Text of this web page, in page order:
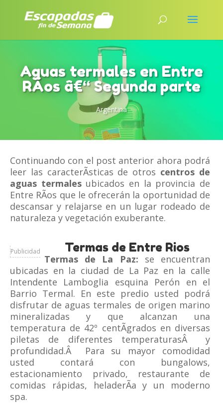
Aguas termales en Entre
RÃ­os â€“ Segunda parte
Argentina
Continuando con el post anterior ahora podrá
leer las caracterÃ­sticas de otros centros de
aguas termalesubicados en la provincia de
Entre RÃ­os que le ofrecerán la oportunidad de
descansar y relajarse en un lugar rodeado de
naturaleza y vegetación exuberante.
Publicidad Termas de Entre Rios
Termas de La Paz: se encuentran
ubicadas en la ciudad de La Paz en la calle
Intendente Lamboglia esquina Perón en el
Barrio Termal. En este predio usted podrá
disfrutar de aguas termales de origen marino
mineralizadas y que alcanzan una
temperatura de 42º centÃ­grados en diversas
piletas de diferentes temperaturasÂ y
profundidad.Â Para su mayor comodidad
usted contará con bungalows,
estacionamiento privado, restaurante de
comidas rápidas, heladerÃ­a y un moderno
spa.